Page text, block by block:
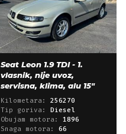
Seat Leon 1.9 TDI - 1.
vlasnik, nije uvoz,
servisna, klima, alu 15"
Kilometara: 256270
Tip goriva: Diesel
Obujam motora: 1896
Snaga motora: 66